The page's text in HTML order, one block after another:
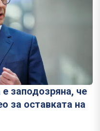
заподозряна, че
за оставката на